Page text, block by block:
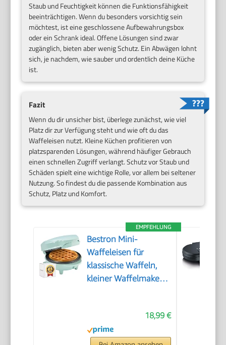
Staub und Feuchtigkeit können die Funktionsfähigkeit
beeinträchtigen. Wenn du besonders vorsichtig sein
möchtest, ist eine geschlossene Aufbewahrungsbox
oder ein Schrank ideal. Offene Lösungen sind zwar
zugänglich, bieten aber wenig Schutz. Ein Abwägen lohnt
sich, je nachdem, wie sauber und ordentlich deine Küche
ist.
Fazit
Wenn du dir unsicher bist, überlege zunächst, wie viel
Platz dir zur Verfügung steht und wie oft du das
Waffeleisen nutzt. Kleine Küchen profitieren von
platzsparenden Lösungen, während häufiger Gebrauch
einen schnellen Zugriff verlangt. Schutz vor Staub und
Schäden spielt eine wichtige Rolle, vor allem bei seltener
Nutzung. So findest du die passende Kombination aus
Schutz, Platz und Komfort.
EMPFEHLUNG
Bestron Mini-
Waffeleisen für
klassische Waffeln,
kleiner Waffelmaker
Kindergeburtstage,
18,99 €